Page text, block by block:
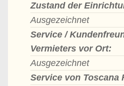
Zustand der
Ausgezeichnet
Service /
Vermieters vor Ort:
Ausgezeichnet
Service von Toscana